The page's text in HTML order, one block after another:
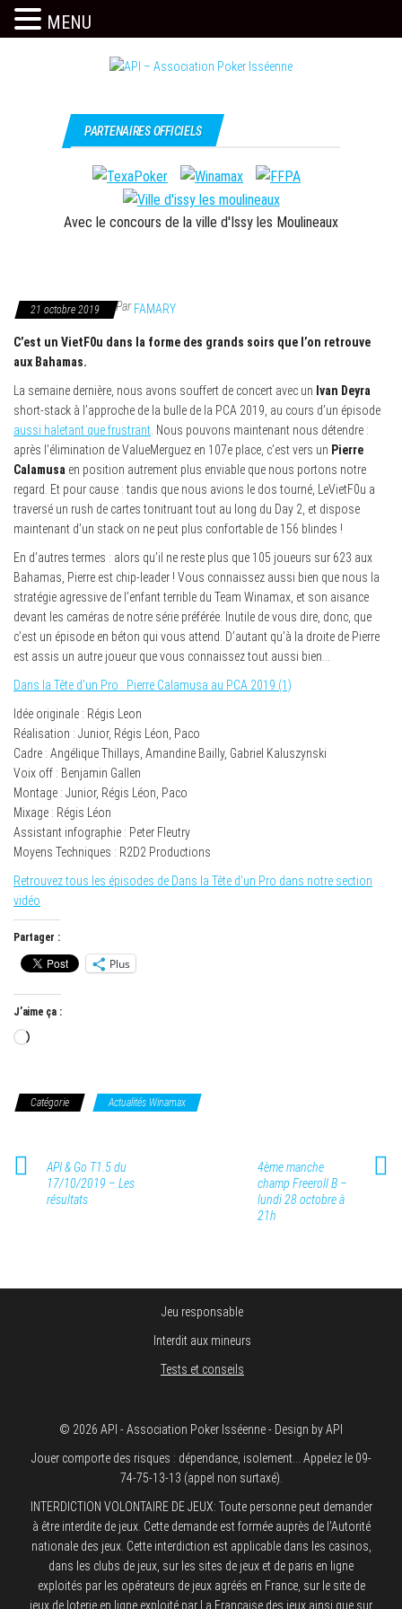
Association
Isséenne
c'est
l'API
PARTENAIRES OFFICIELS
Avec le concours de la ville d'Issy les Moulineaux
21 octobre 2019 ParFAMARY
C’est un VietF0u dans la forme des grands soirs que l’on retrouve
aux Bahamas.
La semaine dernière, nous avons souffert de concert avec un Ivan Deyra
short-stack à l’approche de la bulle de la PCA 2019, au cours d’un épisode
aussi haletant que frustrant . Nous pouvons maintenant nous détendre :
après l’élimination de ValueMerguez en 107e place, c’est vers un Pierre
Calamusa en position autrement plus enviable que nous portons notre
regard. Et pour cause : tandis que nous avions le dos tourné, LeVietF0u a
traversé un rush de cartes tonitruant tout au long du Day 2, et dispose
maintenant d’un stack on ne peut plus confortable de 156 blindes !
En d’autres termes : alors qu’il ne reste plus que 105 joueurs sur 623 aux
Bahamas, Pierre est chip-leader ! Vous connaissez aussi bien que nous la
stratégie agressive de l’enfant terrible du Team Winamax, et son aisance
devant les caméras de notre série préférée. Inutile de vous dire, donc, que
c’est un épisode en béton qui vous attend. D’autant qu’à la droite de Pierre
est assis un autre joueur que vous connaissez tout aussi bien…
Dans la Tête d’un Pro : Pierre Calamusa au PCA 2019 (1)
Idée originale : Régis Leon
Réalisation : Junior, Régis Léon, Paco
Cadre : Angélique Thillays, Amandine Bailly, Gabriel Kaluszynski
Voix off : Benjamin Gallen
Montage : Junior, Régis Léon, Paco
Mixage : Régis Léon
Assistant infographie : Peter Fleutry
Moyens Techniques : R2D2 Productions
Retrouvez tous les épisodes de Dans la Tête d’un Pro dans notre section
vidéo
Partager :
Plus
J’aime ça :
Chargement…
Catégorie Actualités Winamax
API & Go T1.5 du
17/10/2019 – Les
résultats
4ème manche
champ Freeroll B –
lundi 28 octobre à
21h
Jeu responsable
Interdit aux mineurs
Tests et conseils
© 2026 API - Association Poker Isséenne - Design by API
Jouer comporte des risques : dépendance, isolement... Appelez le 09-
74-75-13-13 (appel non surtaxé).
INTERDICTION VOLONTAIRE DE JEUX: Toute personne peut demander
à être interdite de jeux. Cette demande est formée auprès de l'Autorité
nationale des jeux. Cette interdiction est applicable dans les casinos,
dans les clubs de jeux, sur les sites de jeux et de paris en ligne
exploités par les opérateurs de jeux agréés en France, sur le site de
jeux de loterie en ligne exploité par La Française des jeux ainsi que sur
MENU